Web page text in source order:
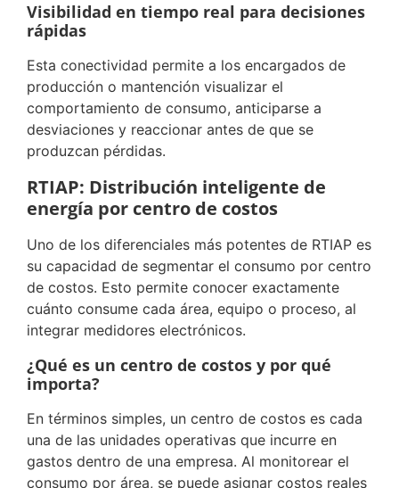
Visibilidad en tiempo real para decisiones
rápidas
Esta conectividad permite a los encargados de
producción o mantención visualizar el
comportamiento de consumo, anticiparse a
desviaciones y reaccionar antes de que se
produzcan pérdidas.
RTIAP: Distribución inteligente de
energía por centro de costos
Uno de los diferenciales más potentes de RTIAP es
su capacidad de segmentar el consumo por centro
de costos. Esto permite conocer exactamente
cuánto consume cada área, equipo o proceso, al
integrar medidores electrónicos.
¿Qué es un centro de costos y por qué
importa?
En términos simples, un centro de costos es cada
una de las unidades operativas que incurre en
gastos dentro de una empresa. Al monitorear el
consumo por área, se puede asignar costos reales